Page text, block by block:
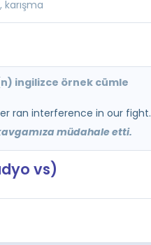
ingilizce örnek cümle
ran interference in our fight.
müdahale etti.
vs)